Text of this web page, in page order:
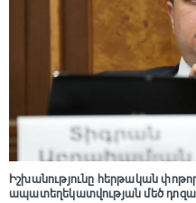
Իշխանությունը հերթական
ապատեղեկատվության մեծ դnզա